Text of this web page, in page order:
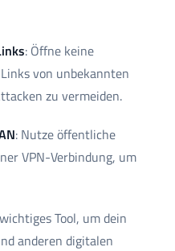
: Öffne keine
von unbekannten
zu vermeiden.
: Nutze öffentliche
VPN-Verbindung, um
Tool, um dein
anderen digitalen